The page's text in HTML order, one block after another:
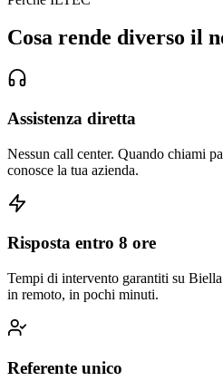
Cosa rende diverso il
Assistenza diretta
Nessun call center. Quando chiami
conosce la tua azienda.
Risposta entro 8 ore
Tempi di intervento garantiti su
in remoto, in pochi minuti.
Referente unico